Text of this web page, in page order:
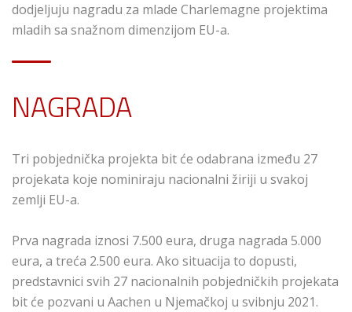
dodjeljuju nagradu za mlade Charlemagne projektima
mladih sa snažnom dimenzijom EU-a.
NAGRADA
Tri pobjednička projekta bit će odabrana između 27
projekata koje nominiraju nacionalni žiriji u svakoj
zemlji EU-a.
Prva nagrada iznosi 7.500 eura, druga nagrada 5.000
eura, a treća 2.500 eura. Ako situacija to dopusti,
predstavnici svih 27 nacionalnih pobjedničkih projekata
bit će pozvani u Aachen u Njemačkoj u svibnju 2021.